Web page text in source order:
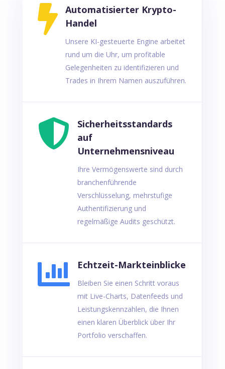

Automatisierter Krypto-
Handel
Unsere KI-gesteuerte Engine arbeitet
rund um die Uhr, um profitable
Gelegenheiten zu identifizieren und
Trades in Ihrem Namen auszuführen.

Sicherheitsstandards
auf
Unternehmensniveau
Ihre Vermögenswerte sind durch
branchenführende
Verschlüsselung, mehrstufige
Authentifizierung und
regelmäßige Audits geschützt.
 Echtzeit-Markteinblicke
Bleiben Sie einen Schritt voraus
mit Live-Charts, Datenfeeds und
Leistungskennzahlen, die Ihnen
einen klaren Überblick über Ihr
Portfolio verschaffen.